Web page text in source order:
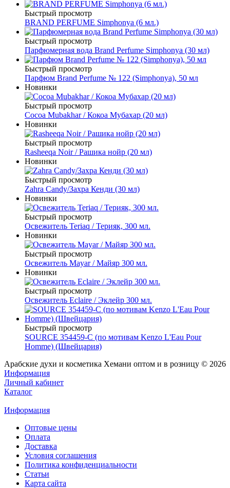
Быстрый просмотр
BRAND PERFUME Simphonya (6 мл.)
Быстрый просмотр
Парфюмерная вода Brand Perfume Simphonya (30 мл)
Быстрый просмотр
Парфюм Brand Perfume № 122 (Simphonya), 50 мл
Новинки
Быстрый просмотр
Cocoa Mubakhar / Кокоа Мубахар (20 мл)
Новинки
Быстрый просмотр
Rasheeqa Noir / Рашика нойр (20 мл)
Новинки
Быстрый просмотр
Zahra Candy/Захра Кенди (30 мл)
Новинки
Быстрый просмотр
Освежитель Teriaq / Терияк, 300 мл.
Новинки
Быстрый просмотр
Освежитель Mayar / Майяр 300 мл.
Новинки
Быстрый просмотр
Освежитель Eclaire / Эклейр 300 мл.
Быстрый просмотр
SOURCE 354459-C (по мотивам Kenzo L'Eau Pour
Homme) (Швейцария)
Арабские духи и косметика Хемани оптом и в розницу © 2026
Информация
Личный кабинет
Каталог
Информация
Оптовые цены
Оплата
Доставка
Условия соглашения
Политика конфиденциальности
Статьи
Карта сайта